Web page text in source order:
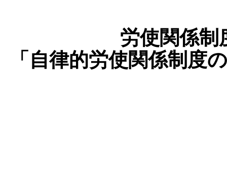
労使関係制
「自律的労使関係制度